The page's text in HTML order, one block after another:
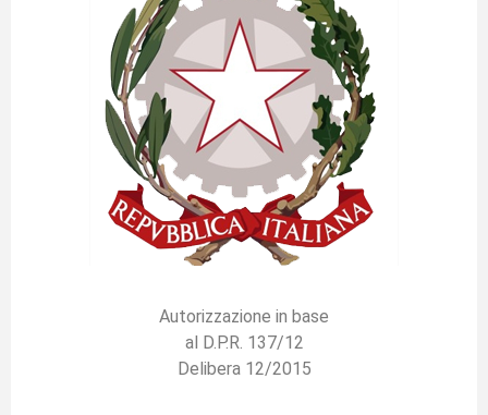
Autorizzazione in base
al D.P.R. 137/12
Delibera 12/2015